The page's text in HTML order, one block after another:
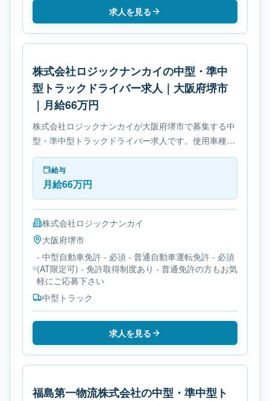
求人を見る
株式会社ロジックナンカイの中型・準中
型トラックドライバー求人｜大阪府堺市
｜月給66万円
株式会社ロジックナンカイが大阪府堺市で募集する中
型・準中型トラックドライバー求人です。使用車種は
中型トラックです。勤務時間は- 変形労働時間制で
す。必要免許は- 中型自動車免許です。
給与
月給66万円
株式会社ロジックナンカイ
大阪府堺市
- 中型自動車免許 - 必須 - 普通自動車運転免許 - 必須
(AT限定可) - 免許取得制度あり - 普通免許の方もお気
軽にご応募下さい
中型トラック
求人を見る
福島第一物流株式会社の中型・準中型ト